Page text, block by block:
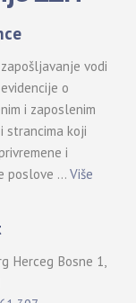
vodi
o
i zaposlenim
strancima koji
i
poslove …Više
Herceg Bosne 1,